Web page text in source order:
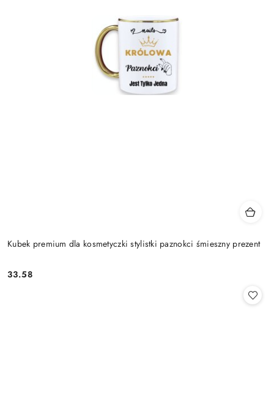
Kubek premium dla kosmetyczki stylistki paznokci śmieszny prezent
Cena:
33.58